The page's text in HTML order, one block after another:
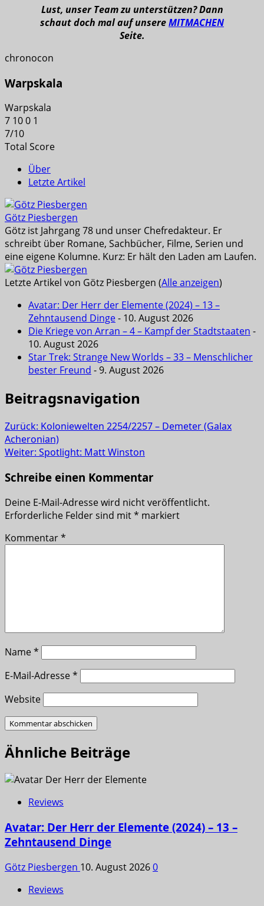
Lust, unser Team zu unterstützen? Dann
schaut doch mal auf unsereMITMACHEN
Seite.
chronocon
Warpskala
Warpskala
7 100 1
7/10
Total Score
Über
Letzte Artikel
Götz Piesbergen
Götz ist Jahrgang 78 und unser Chefredakteur. Er
schreibt über Romane, Sachbücher, Filme, Serien und
eine eigene Kolumne. Kurz: Er hält den Laden am Laufen.
Letzte Artikel von Götz Piesbergen (Alle anzeigen)
Avatar: Der Herr der Elemente (2024) – 13 –
Zehntausend Dinge- 10. August 2026
Die Kriege von Arran – 4 – Kampf der Stadtstaaten -
10. August 2026
Star Trek: Strange New Worlds – 33 – Menschlicher
bester Freund - 9. August 2026
Beitragsnavigation
Zurück: Koloniewelten 2254/2257 – Demeter (Galax
Acheronian)
Weiter: Spotlight: Matt Winston
Schreibe einen Kommentar
Deine E-Mail-Adresse wird nicht veröffentlicht.
Erforderliche Felder sind mit* markiert
Kommentar*
Name*
E-Mail-Adresse*
Website
Ähnliche Beiträge
Reviews
Avatar: Der Herr der Elemente (2024) – 13 –
Zehntausend Dinge
Götz Piesbergen 10. August 20260
Reviews